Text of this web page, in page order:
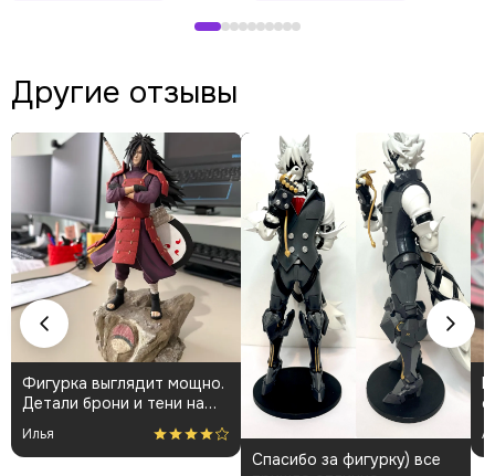
Другие отзывы
Фигурка выглядит мощно.
Детали брони и тени на
плаще проработаны
аккуратно. Пришла быстро
и без повреждений.
Илья
Спасибо за фигурку) все